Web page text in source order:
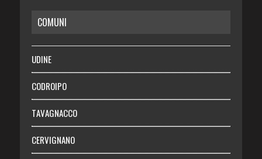
RISPARMIO
SALUTE
Necrologie
Chi siamo
Abbonati
COMUNI
UDINE
CODROIPO
TAVAGNACCO
CERVIGNANO